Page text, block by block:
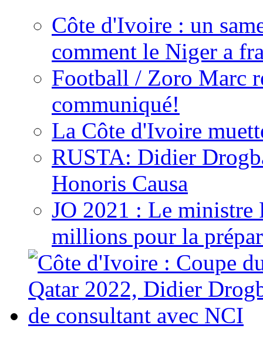
Côte d'Ivoire : un
comment le Niger a
Football / Zoro Marc
communiqué!
La Côte d'Ivoire
RUSTA: Didier
Honoris Causa
JO 2021 : Le ministre
millions pour la